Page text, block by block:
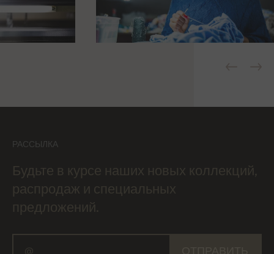
РАССЫЛКА
Будьте в курсе наших новых коллекций,
распродаж и специальных
предложений.